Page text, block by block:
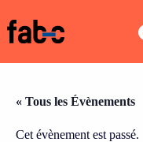
« Tous les Évènements
Cet évènement est passé.